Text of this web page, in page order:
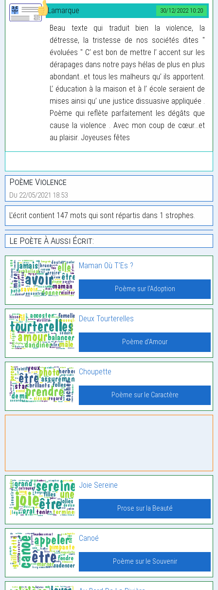
30/12/2022 10:20
Lamarque
Beau texte qui traduit bien la violence, la
détresse, la tristesse de nos sociétés dites "
évoluées " C’ est bon de mettre l’ accent sur les
dérapages dans notre pays hélas de plus en plus
abondant…et tous les malheurs qu’ ils apportent.
L’ éducation à la maison et à l’ école seraient de
mises ainsi qu’ une justice dissuasive appliquée .
Poème qui reflète parfaitement les dégâts que
cause la violence . Avec mon coup de cœur…et
au plaisir. Joyeuses fêtes
Poème Violence
Du 22/05/2021 18:53
L'écrit contient 147 mots qui sont répartis dans 1 strophes.
Le Poète À Aussi Écrit:
Maman Où T’Es ?
Poème sur l'Adoption
Deux Tourterelles
Poème d'Amour
Choupette
Poème sur le Caractère
Joie Sereine
Prose sur la Beauté
Canoé
Poème sur le Souvenir